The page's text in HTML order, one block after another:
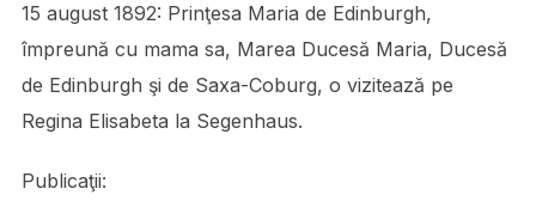
15 august 1892: Prinţesa Maria de Edinburgh,
împreună cu mama sa, Marea Ducesă Maria, Ducesă
de Edinburgh şi de Saxa-Coburg, o vizitează pe
Regina Elisabeta la Segenhaus.
Publicaţii: